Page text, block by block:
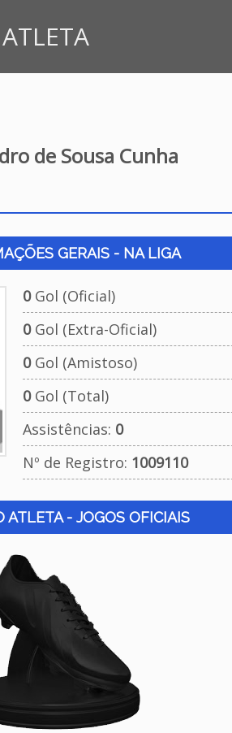
de Sousa Cunha
GERAIS - NA LIGA
0Gol (Oficial)
0Gol (Extra-Oficial)
0Gol (Amistoso)
0Gol (Total)
Assistências: 0
Nº de Registro: 1009110
ATLETA - JOGOS OFICIAIS